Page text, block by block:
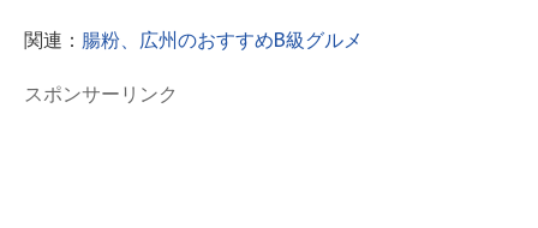
関連： 腸粉、広州のおすすめB級グルメ
スポンサーリンク